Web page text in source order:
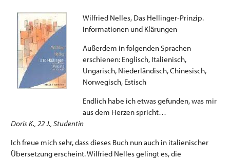
Wilfried Nelles, Das Hellinger-Prinzip.
Informationen und Klärungen
Außerdem in folgenden Sprachen
erschienen: Englisch, Italienisch,
Ungarisch, Niederländisch, Chinesisch,
Norwegisch, Estisch
Endlich habe ich etwas gefunden, was mir
aus dem Herzen spricht…
Doris K., 22 J., Studentin
Ich freue mich sehr, dass dieses Buch nun auch in italienischer
Übersetzung erscheint. Wilfried Nelles gelingt es, die